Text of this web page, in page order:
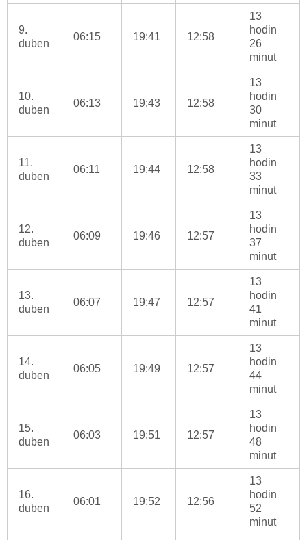
9.
duben
06:15 19:41 12:58
13
hodin
26
minut
10.
duben
06:13 19:43 12:58
13
hodin
30
minut
11.
duben
06:11 19:44 12:58
13
hodin
33
minut
12.
duben
06:09 19:46 12:57
13
hodin
37
minut
13.
duben
06:07 19:47 12:57
13
hodin
41
minut
14.
duben
06:05 19:49 12:57
13
hodin
44
minut
15.
duben
06:03 19:51 12:57
13
hodin
48
minut
16.
duben
06:01 19:52 12:56
13
hodin
52
minut